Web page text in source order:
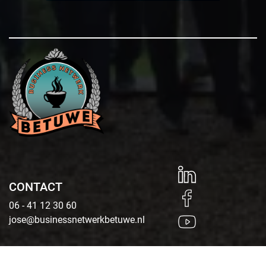
CONTACT
06 - 41 12 30 60
jose@businessnetwerkbetuwe.nl